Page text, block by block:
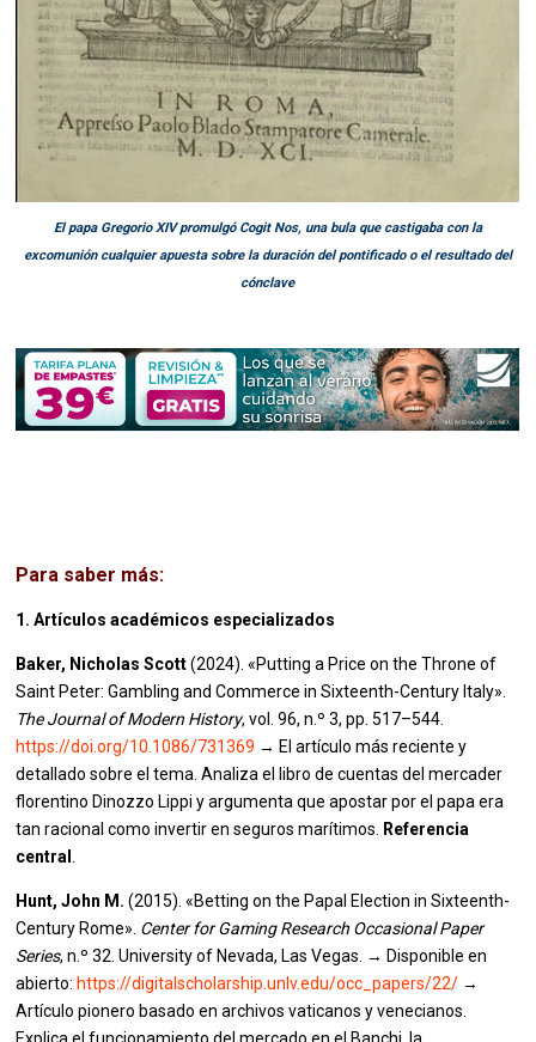
El papa Gregorio XIV promulgó Cogit Nos, una bula que castigaba con la
excomunión cualquier apuesta sobre la duración del pontificado o el resultado del
cónclave
Para saber más:
1. Artículos académicos especializados
Baker, Nicholas Scott(2024). «Putting a Price on the Throne of
Saint Peter: Gambling and Commerce in Sixteenth-Century Italy».
The Journal of Modern History, vol. 96, n.º 3, pp. 517–544.
https://doi.org/10.1086/731369 → El artículo más reciente y
detallado sobre el tema. Analiza el libro de cuentas del mercader
florentino Dinozzo Lippi y argumenta que apostar por el papa era
tan racional como invertir en seguros marítimos.
Referencia
central
Hunt, John M. (2015). «Betting on the Papal Election in Sixteenth-
Century Rome». Center for Gaming Research Occasional Paper
Series, n.º 32. University of Nevada, Las Vegas. → Disponible en
abierto: https://digitalscholarship.unlv.edu/occ_papers/22/ →
Artículo pionero basado en archivos vaticanos y venecianos.